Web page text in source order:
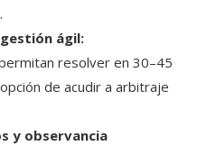
ágil:
resolver en 30–45
de acudir a arbitraje
y observancia